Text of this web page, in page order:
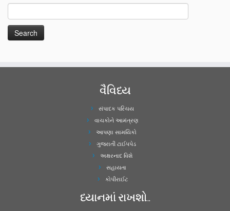
વૈવિધ્ય
સંપાદક પરિચય
વાચકોને આમંત્રણ
આપણા સામયિકો
ગુજરાતી ટાઈપપેડ
અક્ષરનાદ વિશે
સહાયતા
કોપીરાઈટ
ધ્યાનમાં રાખશો..